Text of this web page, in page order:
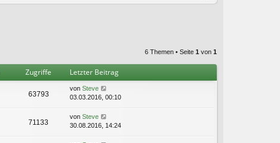
6 Themen • Seite 1 von 1
Zugriffe Letzter Beitrag
63793
von Steve
03.03.2016, 00:10
71133
von Steve
30.08.2016, 14:24